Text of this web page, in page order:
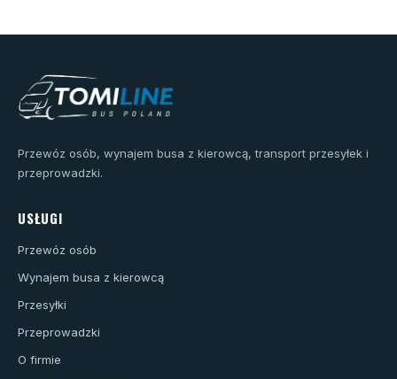
Przewóz osób, wynajem busa z kierowcą, transport przesyłek i
przeprowadzki.
USŁUGI
Przewóz osób
Wynajem busa z kierowcą
Przesyłki
Przeprowadzki
O firmie